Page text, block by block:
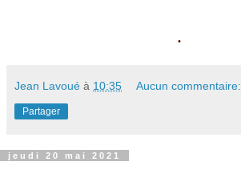
.
Jean Lavoué à 10:35 Aucun commentaire:
Partager
jeudi 20 mai 2021